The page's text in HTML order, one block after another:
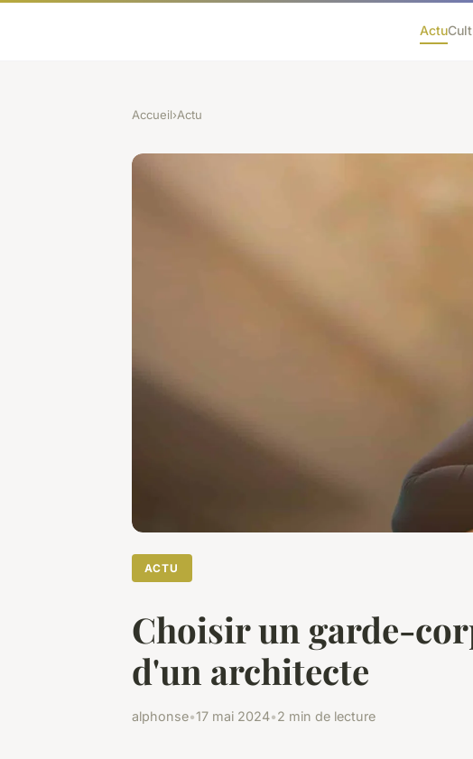
Actu
Accueil›Actu
ACTU
Choisir un garde-
d'un architecte
alphonse•17 mai 2024•2 min de lecture